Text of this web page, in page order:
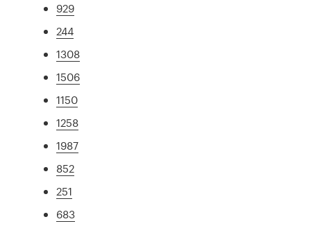
929
244
1308
1506
1150
1258
1987
852
251
683